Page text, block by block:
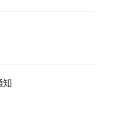
知